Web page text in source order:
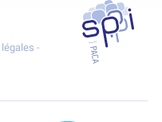
Santé Environnement
-
SPPPI